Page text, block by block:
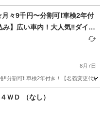
タントカスタム
々9千円〜分割可❗️車検2年付
み】広い車内！大人気‼️ダイハ
ナビ付き☆走行中
付き☆純正アルミ☆電動スラ
コーダー☆そのまま乗って8月7日
分割可❗️ 車検2年付き！【名義変更代
Ｄ （なし）